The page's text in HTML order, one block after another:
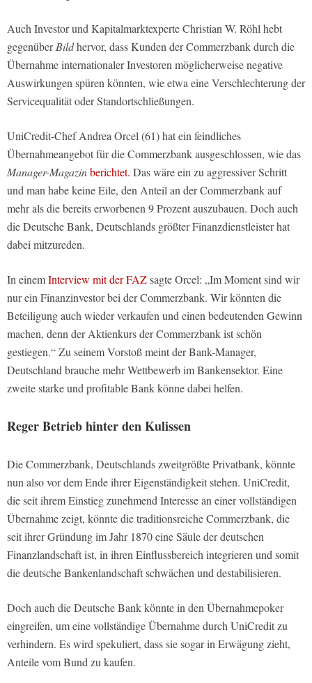
Auch Investor und Kapitalmarktexperte Christian W. Röhl hebt
gegenüberBildhervor, dass Kunden der Commerzbank durch die
Übernahme internationaler Investoren möglicherweise negative
Auswirkungen spüren könnten, wie etwa eine Verschlechterung der
Servicequalität oder Standortschließungen.
UniCredit-Chef Andrea Orcel (61) hat ein feindliches
Übernahmeangebot für die Commerzbank ausgeschlossen, wie das
Manager-Magazinberichtet. Das wäre ein zu aggressiver Schritt
und man habe keine Eile, den Anteil an der Commerzbank auf
mehr als die bereits erworbenen 9 Prozent auszubauen. Doch auch
die Deutsche Bank, Deutschlands größter Finanzdienstleister hat
dabei mitzureden.
In einemInterview mit der FAZsagte Orcel: „Im Moment sind wir
nur ein Finanzinvestor bei der Commerzbank. Wir könnten die
Beteiligung auch wieder verkaufen und einen bedeutenden Gewinn
machen, denn der Aktienkurs der Commerzbank ist schön
gestiegen.“ Zu seinem Vorstoß meint der Bank-Manager,
Deutschland brauche mehr Wettbewerb im Bankensektor. Eine
zweite starke und profitable Bank könne dabei helfen.
Reger Betrieb hinter den Kulissen
Die Commerzbank, Deutschlands zweitgrößte Privatbank, könnte
nun also vor dem Ende ihrer Eigenständigkeit stehen. UniCredit,
die seit ihrem Einstieg zunehmend Interesse an einer vollständigen
Übernahme zeigt, könnte die traditionsreiche Commerzbank, die
seit ihrer Gründung im Jahr 1870 eine Säule der deutschen
Finanzlandschaft ist, in ihren Einflussbereich integrieren und somit
die deutsche Bankenlandschaft schwächen und destabilisieren.
Doch auch die Deutsche Bank könnte in den Übernahmepoker
eingreifen, um eine vollständige Übernahme durch UniCredit zu
verhindern. Es wird spekuliert, dass sie sogar in Erwägung zieht,
Anteile vom Bund zu kaufen.